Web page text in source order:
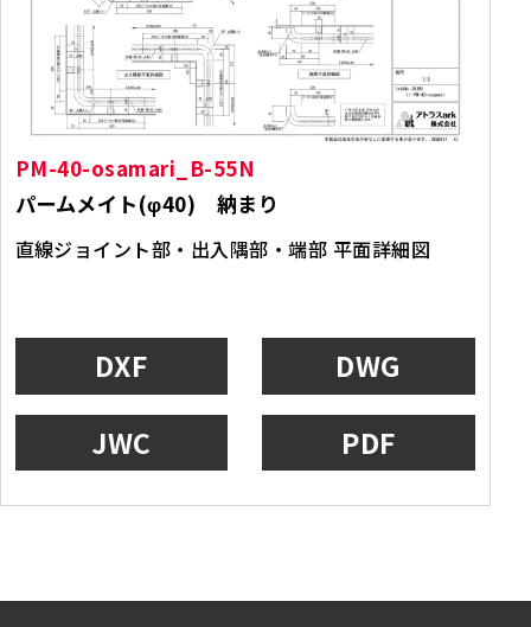
PM-40-osamari_B-55N
パームメイト(φ40) 納まり
直線ジョイント部・出入隅部・端部 平面詳細図
DXF
DWG
JWC
PDF